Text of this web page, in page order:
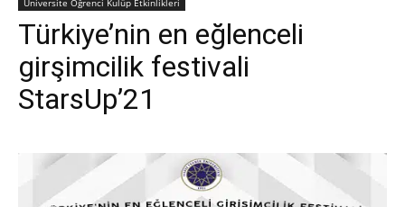
Üniversite Öğrenci Kulüp Etkinlikleri
Türkiye’nin en eğlenceli
girşimcilik festivali
StarsUp’21